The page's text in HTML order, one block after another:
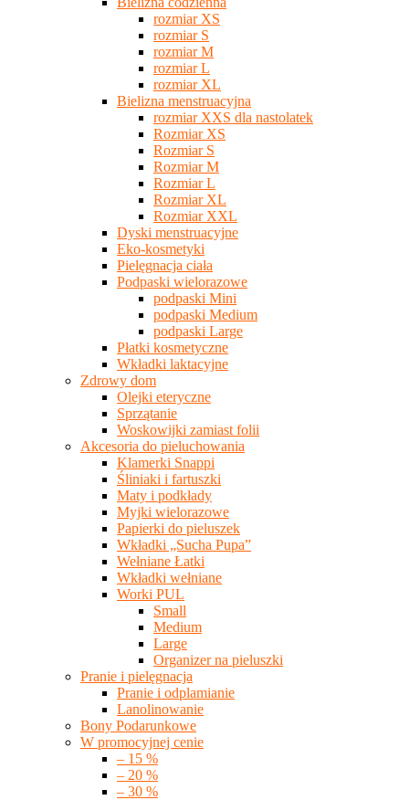
rozmiar XS
rozmiar S
rozmiar M
rozmiar L
rozmiar XL
Bielizna menstruacyjna
rozmiar XXS dla nastolatek
Rozmiar XS
Rozmiar S
Rozmiar M
Rozmiar L
Rozmiar XL
Rozmiar XXL
Dyski menstruacyjne
Eko-kosmetyki
Pielęgnacja ciała
Podpaski wielorazowe
podpaski Mini
podpaski Medium
podpaski Large
Płatki kosmetyczne
Wkładki laktacyjne
Zdrowy dom
Olejki eteryczne
Sprzątanie
Woskowijki zamiast folii
Akcesoria do pieluchowania
Klamerki Snappi
Śliniaki i fartuszki
Maty i podkłady
Myjki wielorazowe
Papierki do pieluszek
Wkładki „Sucha Pupa”
Wełniane Łatki
Wkładki wełniane
Worki PUL
Small
Medium
Large
Organizer na pieluszki
Pranie i pielęgnacja
Pranie i odplamianie
Lanolinowanie
Bony Podarunkowe
W promocyjnej cenie
– 15 %
– 20 %
– 30 %